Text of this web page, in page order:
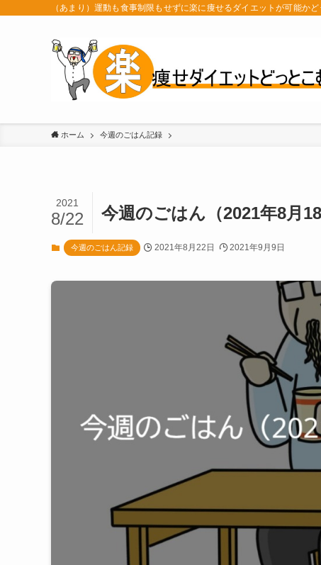
（あまり）運動も食事制限もせずに楽に痩せるダイエットが可能か
ホーム 今週のごはん記録
今週のごはん（2021年8月18
2021
8/22
今週のごはん記録 2021年8月22日 2021年9月9日